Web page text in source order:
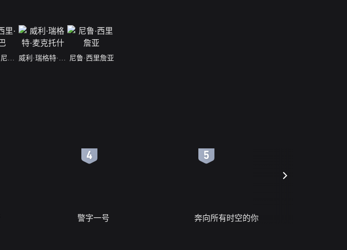
阿帕西里·尼蒂巴 威利·瑞格特·麦克托什 尼鲁·西里詹亚
警字一号 奔向所有时空的你